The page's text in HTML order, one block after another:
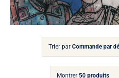
Boîte à idées
Bon de commande
Trier par Commande par
Montrer 50 produits